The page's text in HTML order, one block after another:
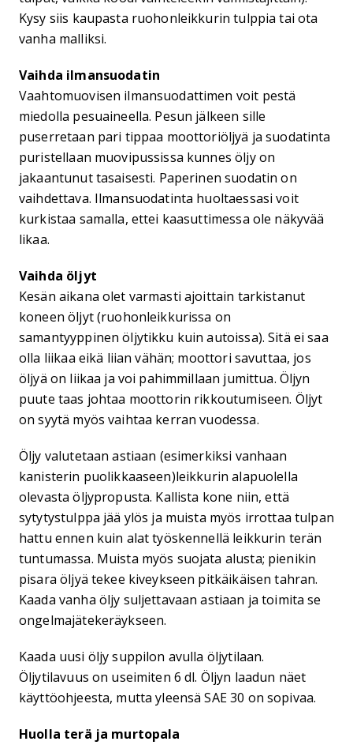
Kysy siis kaupasta ruohonleikkurin tulppia tai ota
vanha malliksi.
Vaihda ilmansuodatin
Vaahtomuovisen ilmansuodattimen voit pestä
miedolla pesuaineella. Pesun jälkeen sille
puserretaan pari tippaa moottoriöljyä ja suodatinta
puristellaan muovipussissa kunnes öljy on
jakaantunut tasaisesti. Paperinen suodatin on
vaihdettava. Ilmansuodatinta huoltaessasi voit
kurkistaa samalla, ettei kaasuttimessa ole näkyvää
likaa.
Vaihda öljyt
Kesän aikana olet varmasti ajoittain tarkistanut
koneen öljyt (ruohonleikkurissa on
samantyyppinen öljytikku kuin autoissa). Sitä ei saa
olla liikaa eikä liian vähän; moottori savuttaa, jos
öljyä on liikaa ja voi pahimmillaan jumittua. Öljyn
puute taas johtaa moottorin rikkoutumiseen. Öljyt
on syytä myös vaihtaa kerran vuodessa.
Öljy valutetaan astiaan (esimerkiksi vanhaan
kanisterin puolikkaaseen)leikkurin alapuolella
olevasta öljypropusta. Kallista kone niin, että
sytytystulppa jää ylös ja muista myös irrottaa tulpan
hattu ennen kuin alat työskennellä leikkurin terän
tuntumassa. Muista myös suojata alusta; pienikin
pisara öljyä tekee kiveykseen pitkäikäisen tahran.
Kaada vanha öljy suljettavaan astiaan ja toimita se
ongelmajätekeräykseen.
Kaada uusi öljy suppilon avulla öljytilaan.
Öljytilavuus on useimiten 6 dl. Öljyn laadun näet
käyttöohjeesta, mutta yleensä SAE 30 on sopivaa.
Huolla terä ja murtopala